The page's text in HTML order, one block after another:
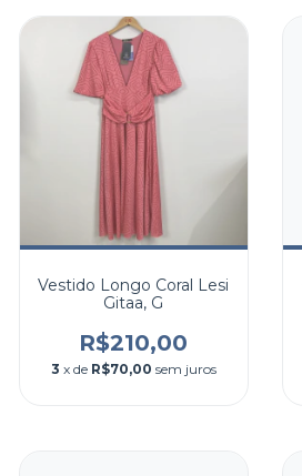
Vestido Longo Coral Lesi
Gitaa, G
R$210,00
3 x de R$70,00 sem juros